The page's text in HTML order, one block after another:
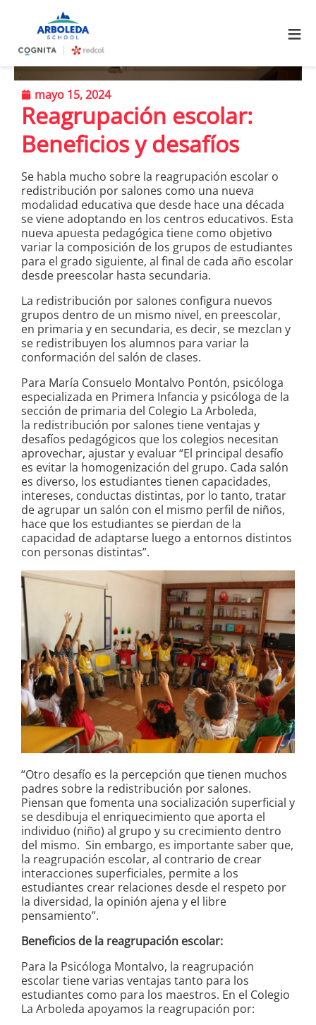
≡
mayo 15, 2024
Reagrupación escolar:
Beneficios y desafíos
Se habla mucho sobre la reagrupación escolar o
redistribución por salones como una nueva
modalidad educativa que desde hace una década
se viene adoptando en los centros educativos. Esta
nueva apuesta pedagógica tiene como objetivo
variar la composición de los grupos de estudiantes
para el grado siguiente, al final de cada año escolar
desde preescolar hasta secundaria.
La redistribución por salones configura nuevos
grupos dentro de un mismo nivel, en preescolar,
en primaria y en secundaria, es decir, se mezclan y
se redistribuyen los alumnos para variar la
conformación del salón de clases.
Para María Consuelo Montalvo Pontón, psicóloga
especializada en Primera Infancia y psicóloga de la
sección de primaria del Colegio La Arboleda,
la redistribución por salones tiene ventajas y
desafíos pedagógicos que los colegios necesitan
aprovechar, ajustar y evaluar “El principal desafío
es evitar la homogenización del grupo. Cada salón
es diverso, los estudiantes tienen capacidades,
intereses, conductas distintas, por lo tanto, tratar
de agrupar un salón con el mismo perfil de niños,
hace que los estudiantes se pierdan de la
capacidad de adaptarse luego a entornos distintos
con personas distintas”.
“Otro desafío es la percepción que tienen muchos
padres sobre la redistribución por salones.
Piensan que fomenta una socialización superficial y
se desdibuja el enriquecimiento que aporta el
individuo (niño) al grupo y su crecimiento dentro
del mismo. Sin embargo, es importante saber que,
la reagrupación escolar, al contrario de crear
interacciones superficiales, permite a los
estudiantes crear relaciones desde el respeto por
la diversidad, la opinión ajena y el libre
pensamiento”.
Beneficios de la reagrupación escolar:
Para la Psicóloga Montalvo, la reagrupación
escolar tiene varias ventajas tanto para los
estudiantes como para los maestros. En el Colegio
La Arboleda apoyamos la reagrupación por: